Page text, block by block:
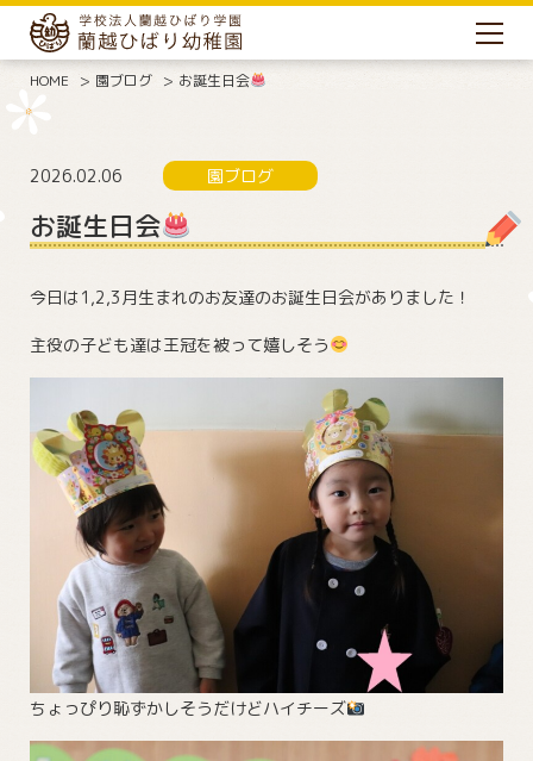
HOME 園ブログ お誕生日会
2026.02.06 園ブログ
お誕生日会
今日は1,2,3月生まれのお友達のお誕生日会がありました！
主役の子ども達は王冠を被って嬉しそう
ちょっぴり恥ずかしそうだけどハイチーズ